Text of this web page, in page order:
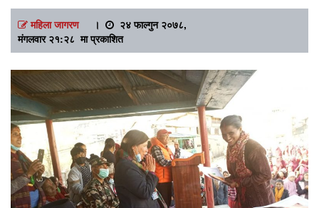
महिला जागरण।
२४ फाल्गुन २०७८,
मंगलवार २१:२८ मा प्रकाशित